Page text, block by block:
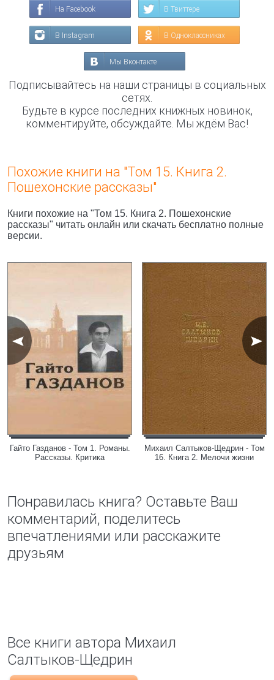
На Facebook В Твиттере
В Instagram В Одноклассниках
Мы Вконтакте
Подписывайтесь на наши страницы в социальных
сетях.
Будьте в курсе последних книжных новинок,
комментируйте, обсуждайте. Мы ждём Вас!
Похожие книги на "Том 15. Книга 2.
Пошехонские рассказы"
Книги похожие на "Том 15. Книга 2. Пошехонские
рассказы" читать онлайн или скачать бесплатно полные
версии.
Гайто Газданов - Том 1. Романы.
Рассказы. Критика
Михаил Салтыков-Щедрин - Том
16. Книга 2. Мелочи жизни
Понравилась книга? Оставьте Ваш
комментарий, поделитесь
впечатлениями или расскажите
друзьям
Все книги автора Михаил
Салтыков-Щедрин